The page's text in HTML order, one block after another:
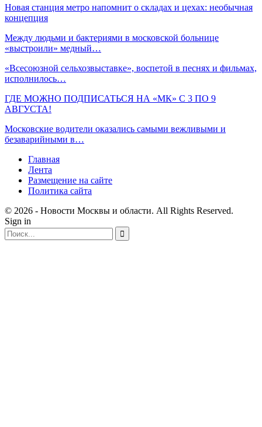
Новая станция метро напомнит о складах и цехах: необычная
концепция
Между людьми и бактериями в московской больнице
«выстроили» медный…
«Всесоюзной сельхозвыставке», воспетой в песнях и фильмах,
исполнилось…
ГДЕ МОЖНО ПОДПИСАТЬСЯ НА «МК» С 3 ПО 9
АВГУСТА!
Московские водители оказались самыми вежливыми и
безаварийными в…
Главная
Лента
Размещение на сайте
Политика сайта
© 2026 - Новости Москвы и области. All Rights Reserved.
Sign in